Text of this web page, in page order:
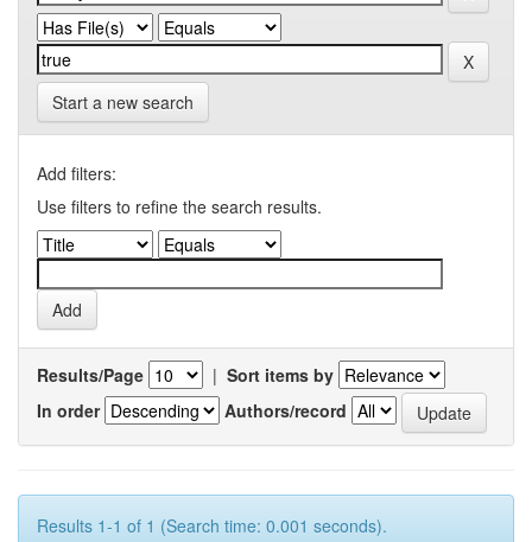
Start a new search
Add filters:
Use filters to refine the search results.
Results/Page | Sort items by
In order
Authors/record
Results 1-1 of 1 (Search time: 0.001 seconds).